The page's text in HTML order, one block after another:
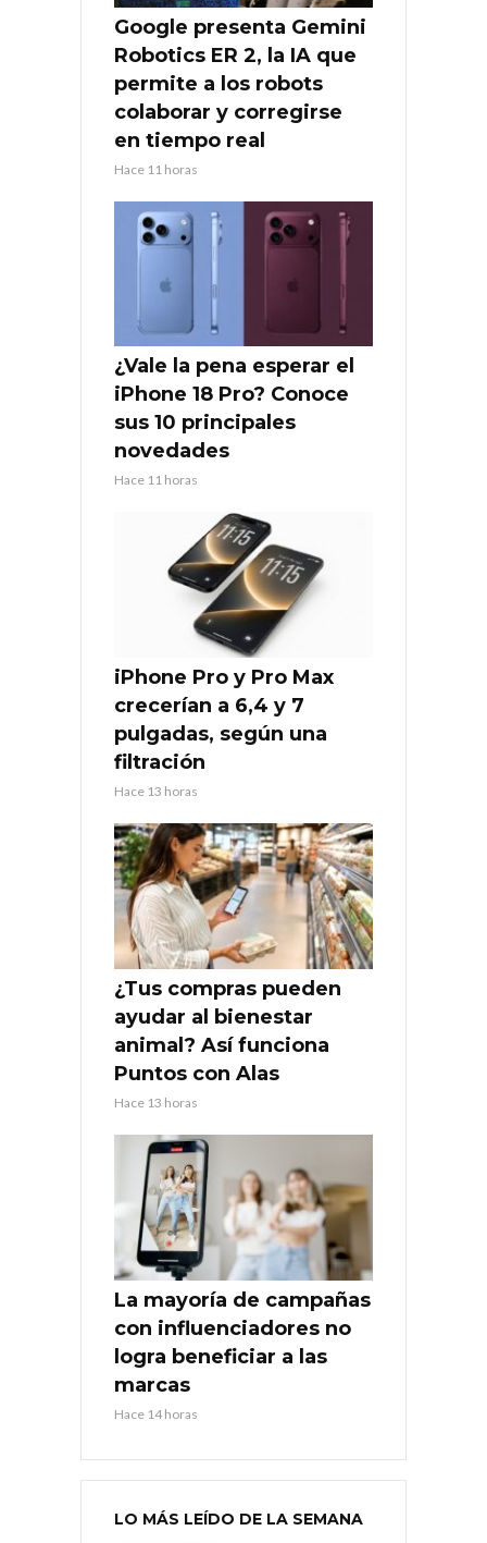
Google presenta Gemini
Robotics ER 2, la IA que
permite a los robots
colaborar y corregirse
en tiempo real
Hace 11 horas
¿Vale la pena esperar el
iPhone 18 Pro? Conoce
sus 10 principales
novedades
Hace 11 horas
iPhone Pro y Pro Max
crecerían a 6,4 y 7
pulgadas, según una
filtración
Hace 13 horas
¿Tus compras pueden
ayudar al bienestar
animal? Así funciona
Puntos con Alas
Hace 13 horas
La mayoría de campañas
con influenciadores no
logra beneficiar a las
marcas
Hace 14 horas
LO MÁS LEÍDO DE LA SEMANA